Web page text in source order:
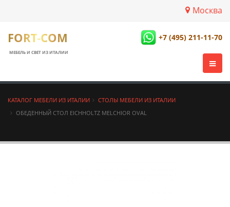
Москва
FORT-COM
МЕБЕЛЬ И СВЕТ ИЗ ИТАЛИИ
+7 (495) 211-11-70
КАТАЛОГ МЕБЕЛИ ИЗ ИТАЛИИ
СТОЛЫ МЕБЕЛИ ИЗ ИТАЛИИ
ОБЕДЕННЫЙ СТОЛ EICHHOLTZ MELCHIOR OVAL